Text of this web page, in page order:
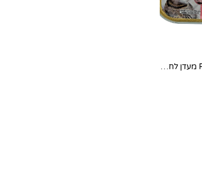
PLAISIR מעדן לחתול סלמון-100 גר'